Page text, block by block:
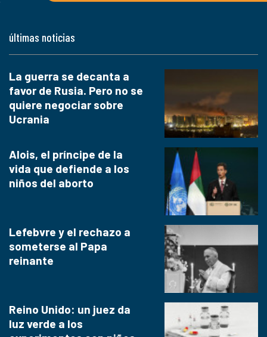
últimas noticias
La guerra se decanta a
favor de Rusia. Pero no se
quiere negociar sobre
Ucrania
Alois, el príncipe de la
vida que defiende a los
niños del aborto
Lefebvre y el rechazo a
someterse al Papa
reinante
Reino Unido: un juez da
luz verde a los